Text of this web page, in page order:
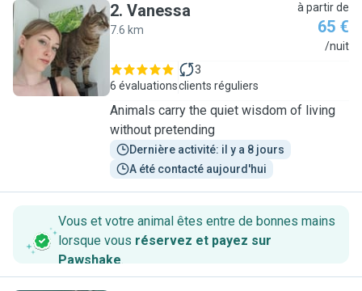
V
2. Vanessa
7.6 km
à partir de
65 €
/nuit
6 évaluations
3
clients réguliers
Animals carry the quiet wisdom of living
without pretending
Dernière activité: il y a 8 jours
A été contacté aujourd'hui
Vous et votre animal êtes entre de bonnes mains
lorsque vous réservez et payez sur
Pawshake.